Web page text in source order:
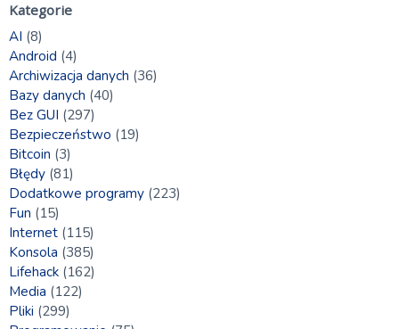
Kategorie
AI (8)
Android (4)
Archiwizacja danych (36)
Bazy danych (40)
Bez GUI (297)
Bezpieczeństwo (19)
Bitcoin (3)
Błędy (81)
Dodatkowe programy (223)
Fun (15)
Internet (115)
Konsola (385)
Lifehack (162)
Media (122)
Pliki (299)